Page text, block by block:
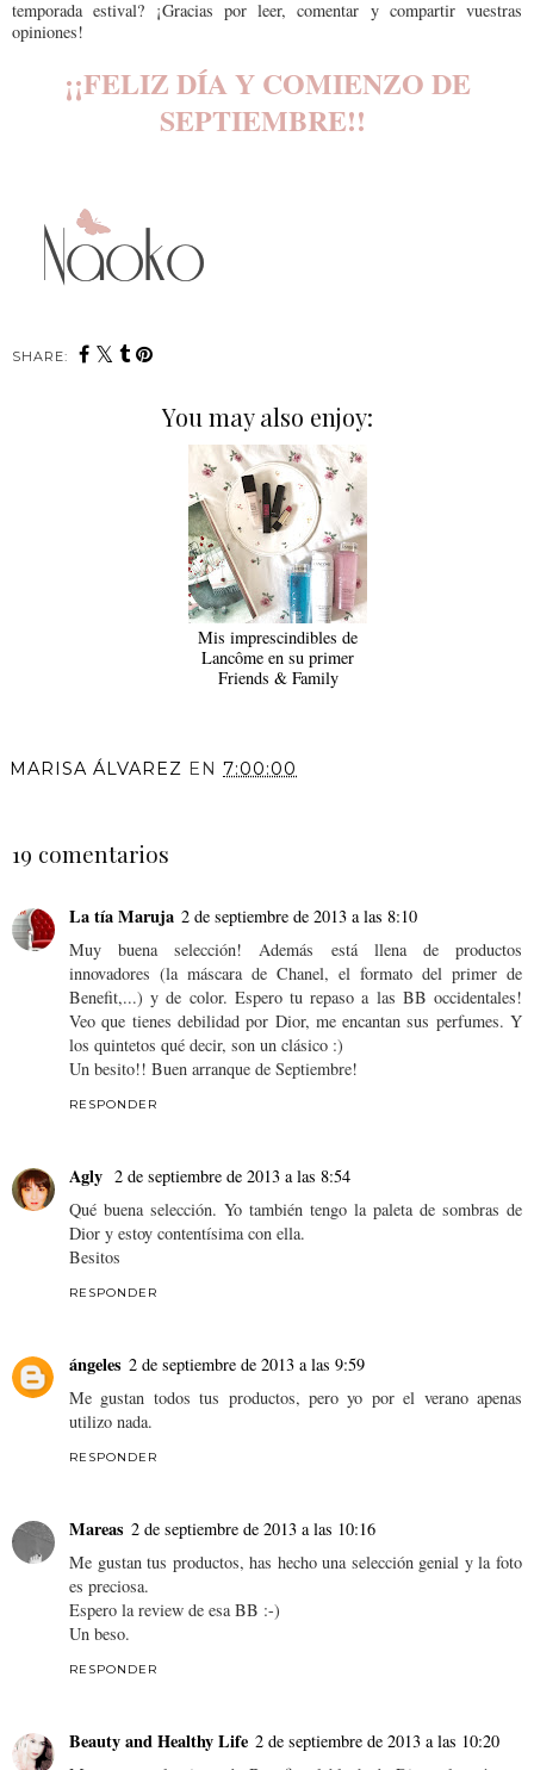
temporada estival? ¡Gracias por leer, comentar y compartir vuestras
opiniones!
¡¡FELIZ DÍA Y COMIENZO DE
SEPTIEMBRE!!
SHARE:
You may also enjoy:
Mis imprescindibles de
Lancôme en su primer
Friends & Family
MARISA ÁLVAREZ EN 7:00:00
19 comentarios
La tía Maruja 2 de septiembre de 2013 a las 8:10
Muy buena selección! Además está llena de productos
innovadores (la máscara de Chanel, el formato del primer de
Benefit,...) y de color. Espero tu repaso a las BB occidentales!
Veo que tienes debilidad por Dior, me encantan sus perfumes. Y
los quintetos qué decir, son un clásico :)
Un besito!! Buen arranque de Septiembre!
RESPONDER
Agly 2 de septiembre de 2013 a las 8:54
Qué buena selección. Yo también tengo la paleta de sombras de
Dior y estoy contentísima con ella.
Besitos
RESPONDER
ángeles 2 de septiembre de 2013 a las 9:59
Me gustan todos tus productos, pero yo por el verano apenas
utilizo nada.
RESPONDER
Mareas 2 de septiembre de 2013 a las 10:16
Me gustan tus productos, has hecho una selección genial y la foto
es preciosa.
Espero la review de esa BB :-)
Un beso.
RESPONDER
Beauty and Healthy Life 2 de septiembre de 2013 a las 10:20